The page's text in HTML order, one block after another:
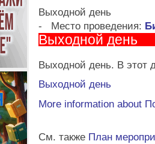
Выходной день
-
Место проведения:
Выходной день
Выходной день. В этот
Выходной день
More information about
См. также План